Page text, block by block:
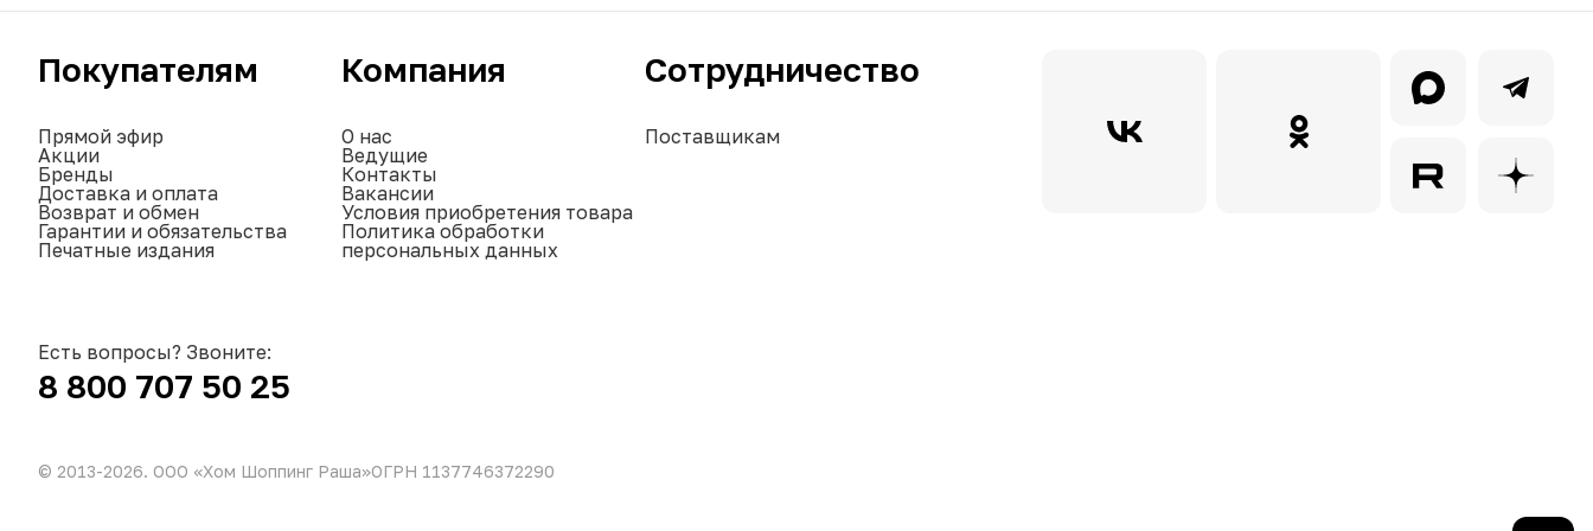
Покупателям
Прямой эфир
Акции
Бренды
Доставка и оплата
Возврат и обмен
Гарантии и обязательства
Печатные издания
Компания
О нас
Ведущие
Контакты
Вакансии
Условия приобретения товара
Политика обработки
персональных данных
Сотрудничество
Поставщикам
Есть вопросы? Звоните:
8 800 707 50 25
© 2013-2026. ООО «Хом Шоппинг Раша»ОГРН 1137746372290